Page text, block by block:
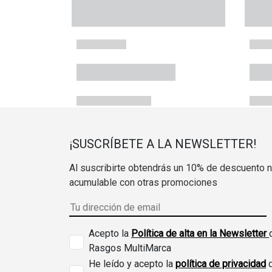
¡SUSCRÍBETE A LA NEWSLETTER!
Al suscribirte obtendrás un 10% de descuento
acumulable con otras promociones
Acepto la Política de alta en la Newsletter
Rasgos MultiMarca
He leído y acepto la política de privacidad